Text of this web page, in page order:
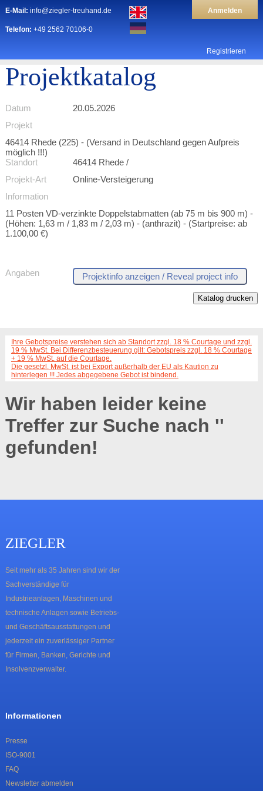
E-Mail: info@ziegler-treuhand.de
Telefon: +49 2562 70106-0
Anmelden
Registrieren
Projektkatalog
Datum
20.05.2026
Projekt
46414 Rhede (225) - (Versand in Deutschland gegen Aufpreis
möglich !!!)
Standort
46414 Rhede /
Projekt-Art
Online-Versteigerung
Information
11 Posten VD-verzinkte Doppelstabmatten (ab 75 m bis 900 m) -
(Höhen: 1,63 m / 1,83 m / 2,03 m) - (anthrazit) - (Startpreise: ab
1.100,00 €)
Angaben
Katalog drucken
Ihre Gebotspreise verstehen sich ab Standort zzgl. 18 % Courtage und zzgl.
19 % MwSt. Bei Differenzbesteuerung gilt: Gebotspreis zzgl. 18 % Courtage
+ 19 % MwSt. auf die Courtage.
Die gesetzl. MwSt. ist bei Export außerhalb der EU als Kaution zu
hinterlegen !!! Jedes abgegebene Gebot ist bindend.
Wir haben leider keine
Treffer zur Suche nach ''
gefunden!
ZIEGLER
Seit mehr als 35 Jahren sind wir der
Sachverständige für
Industrieanlagen, Maschinen und
technische Anlagen sowie Betriebs-
und Geschäftsausstattungen und
jederzeit ein zuverlässiger Partner
für Firmen, Banken, Gerichte und
Insolvenzverwalter.
Informationen
Presse
ISO-9001
FAQ
Newsletter abmelden